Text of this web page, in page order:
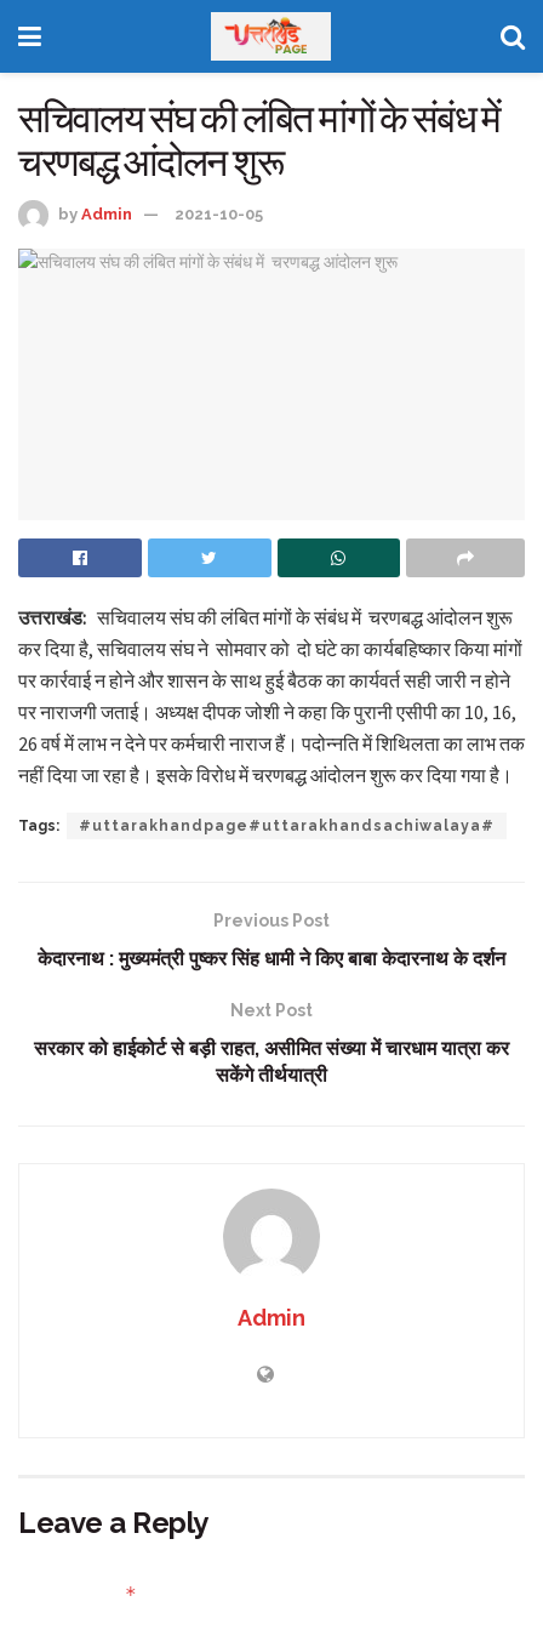
सचिवालय संघ की लंबित मांगों के संबंध में
चरणबद्ध आंदोलन शुरू
by Admin 2021-10-05
उत्तराखंड: सचिवालय संघ की लंबित मांगों के संबंध में चरणबद्ध आंदोलन शुरू
कर दिया है, सचिवालय संघ ने सोमवार को दो घंटे का कार्यबहिष्कार किया मांगों
पर कार्रवाई न होने और शासन के साथ हुई बैठक का कार्यवर्त सही जारी न होने
पर नाराजगी जताई। अध्यक्ष दीपक जोशी ने कहा कि पुरानी एसीपी का 10, 16,
26 वर्ष में लाभ न देने पर कर्मचारी नाराज हैं। पदोन्नति में शिथिलता का लाभ तक
नहीं दिया जा रहा है। इसके विरोध में चरणबद्ध आंदोलन शुरू कर दिया गया है।
Tags: #uttarakhandpage#uttarakhandsachiwalaya#
Previous Post
केदारनाथ : मुख्यमंत्री पुष्कर सिंह धामी ने किए बाबा केदारनाथ के दर्शन
Next Post
सरकार को हाईकोर्ट से बड़ी राहत, असीमित संख्या में चारधाम यात्रा कर
सकेंगे तीर्थयात्री
Admin
Leave a Reply
*